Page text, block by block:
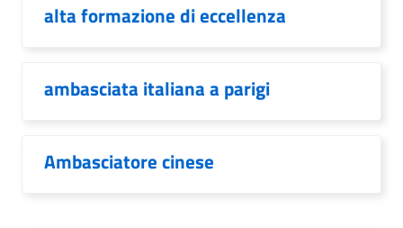
alta formazione di eccellenza
ambasciata italiana a parigi
Ambasciatore cinese